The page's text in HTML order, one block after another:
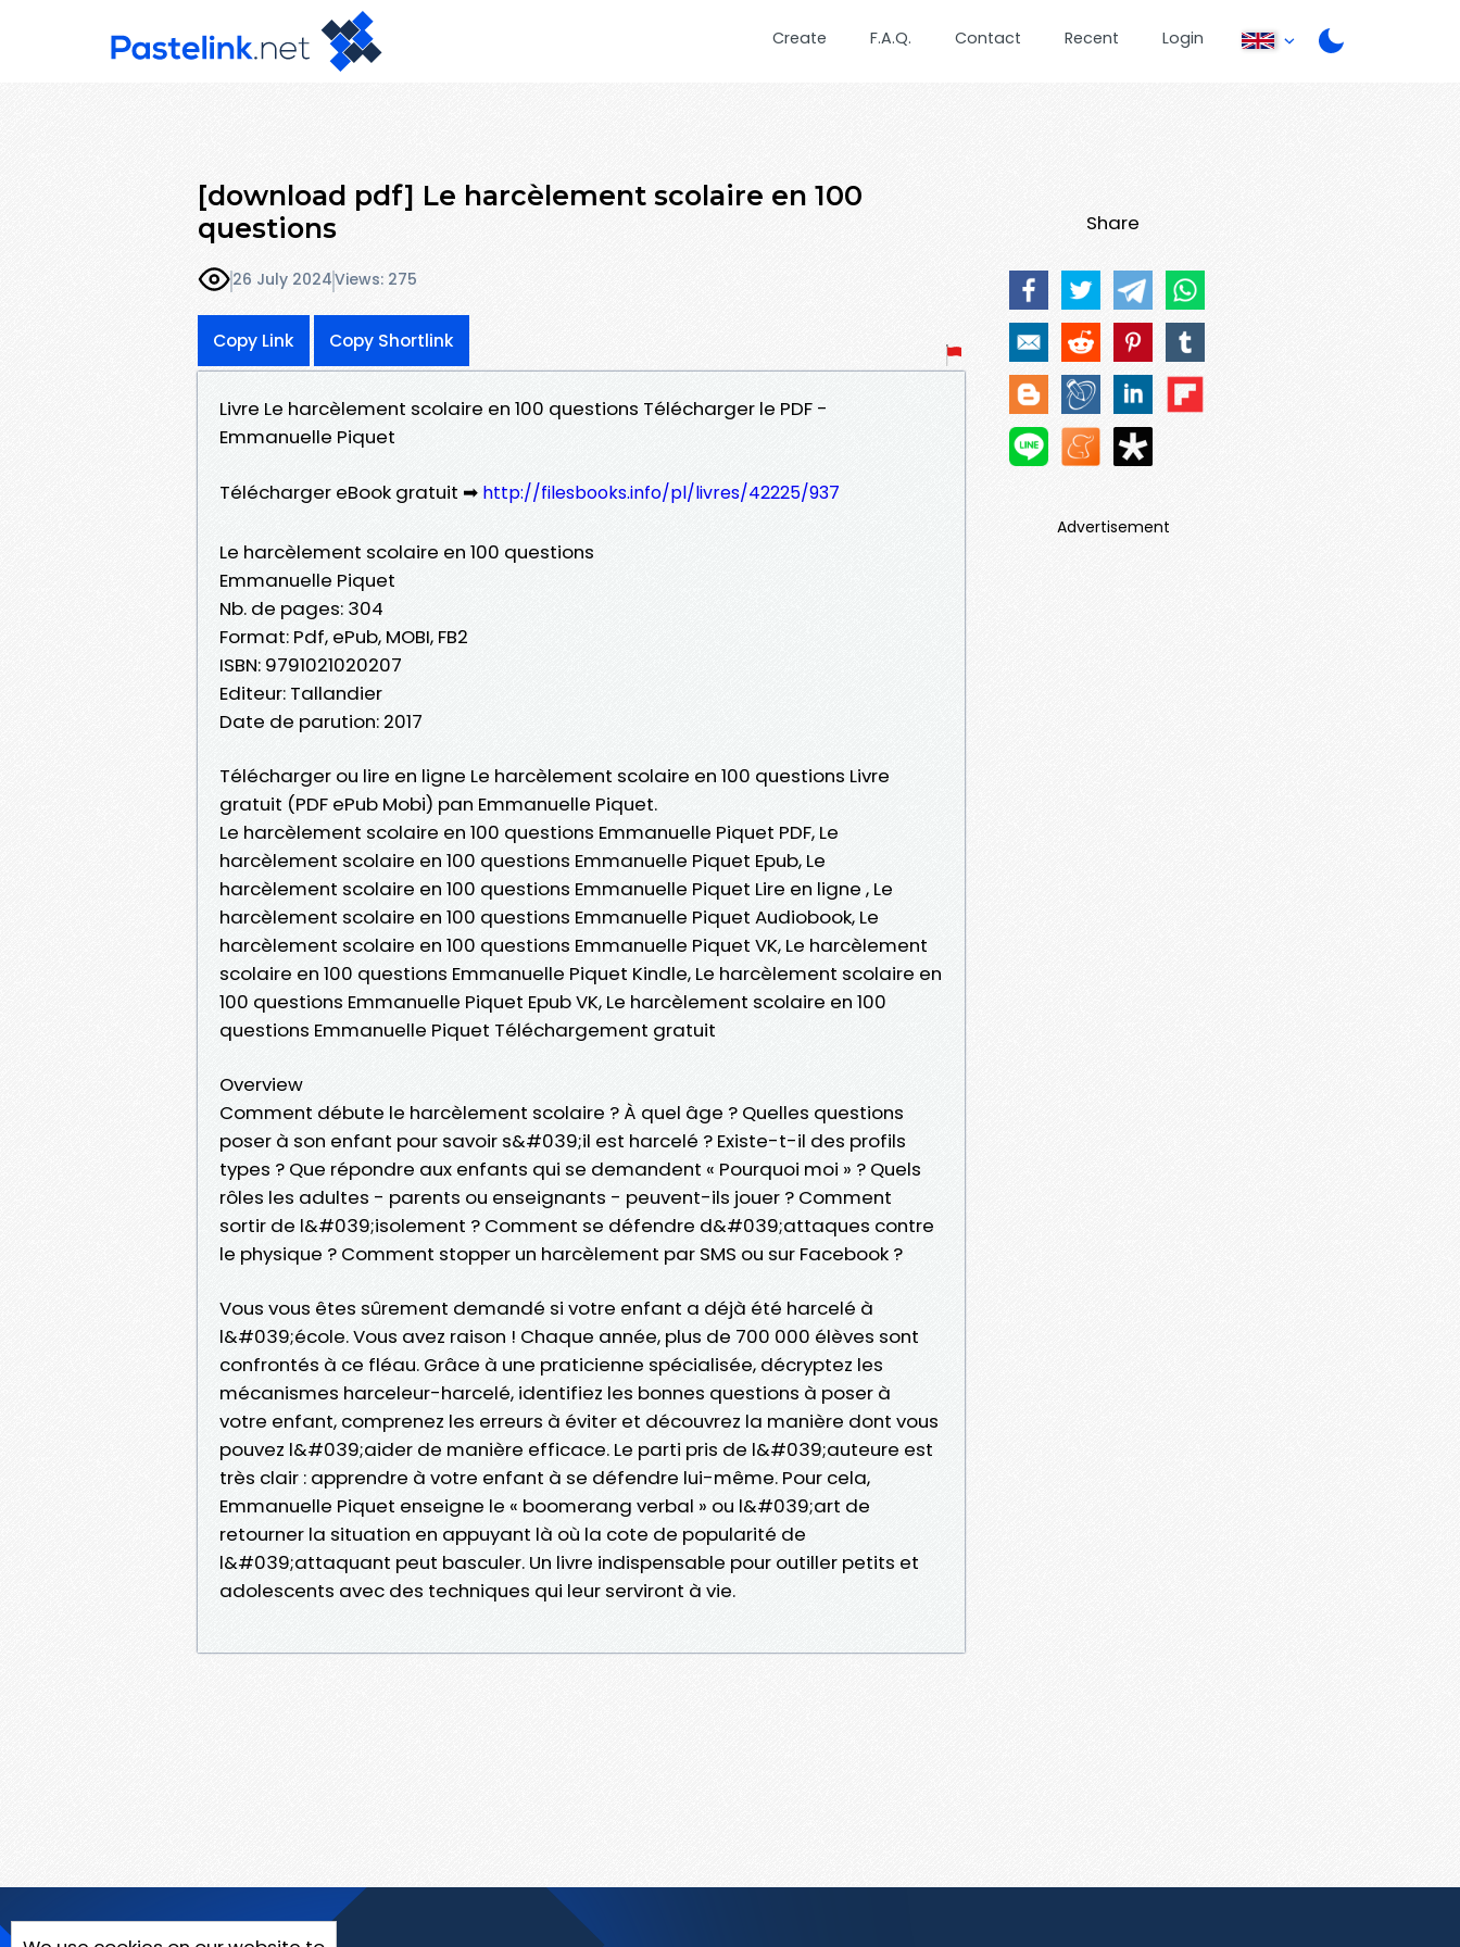
Create F.A.Q. Contact Recent Login
[download pdf] Le harcèlement scolaire en 100
questions
26 July 2024Views: 275
Copy Link Copy Shortlink
Livre Le harcèlement scolaire en 100 questions Télécharger le PDF -
Emmanuelle Piquet
Télécharger eBook gratuit ➡ http://filesbooks.info/pl/livres/42225/937
Le harcèlement scolaire en 100 questions
Emmanuelle Piquet
Nb. de pages: 304
Format: Pdf, ePub, MOBI, FB2
ISBN: 9791021020207
Editeur: Tallandier
Date de parution: 2017
Télécharger ou lire en ligne Le harcèlement scolaire en 100 questions Livre
gratuit (PDF ePub Mobi) pan Emmanuelle Piquet.
Le harcèlement scolaire en 100 questions Emmanuelle Piquet PDF, Le
harcèlement scolaire en 100 questions Emmanuelle Piquet Epub, Le
harcèlement scolaire en 100 questions Emmanuelle Piquet Lire en ligne , Le
harcèlement scolaire en 100 questions Emmanuelle Piquet Audiobook, Le
harcèlement scolaire en 100 questions Emmanuelle Piquet VK, Le harcèlement
scolaire en 100 questions Emmanuelle Piquet Kindle, Le harcèlement scolaire en
100 questions Emmanuelle Piquet Epub VK, Le harcèlement scolaire en 100
questions Emmanuelle Piquet Téléchargement gratuit
Overview
Comment débute le harcèlement scolaire ? À quel âge ? Quelles questions
poser à son enfant pour savoir s&#039;il est harcelé ? Existe-t-il des profils
types ? Que répondre aux enfants qui se demandent « Pourquoi moi » ? Quels
rôles les adultes - parents ou enseignants - peuvent-ils jouer ? Comment
sortir de l&#039;isolement ? Comment se défendre d&#039;attaques contre
le physique ? Comment stopper un harcèlement par SMS ou sur Facebook ?
Vous vous êtes sûrement demandé si votre enfant a déjà été harcelé à
l&#039;école. Vous avez raison ! Chaque année, plus de 700 000 élèves sont
confrontés à ce fléau. Grâce à une praticienne spécialisée, décryptez les
mécanismes harceleur-harcelé, identifiez les bonnes questions à poser à
votre enfant, comprenez les erreurs à éviter et découvrez la manière dont vous
pouvez l&#039;aider de manière efficace. Le parti pris de l&#039;auteure est
très clair : apprendre à votre enfant à se défendre lui-même. Pour cela,
Emmanuelle Piquet enseigne le « boomerang verbal » ou l&#039;art de
retourner la situation en appuyant là où la cote de popularité de
l&#039;attaquant peut basculer. Un livre indispensable pour outiller petits et
adolescents avec des techniques qui leur serviront à vie.
Share
Advertisement